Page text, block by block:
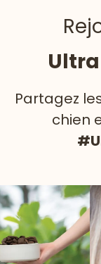
Partagez
chien